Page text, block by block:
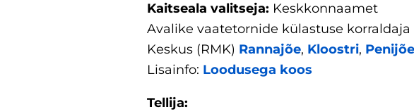
Kaitseala valitseja: Keskkonnaamet
Avalike vaatetornide külastuse
Keskus (RMK) Rannajõe, Kloostri, Penijõe
Lisainfo: Loodusega koos
Tellija: